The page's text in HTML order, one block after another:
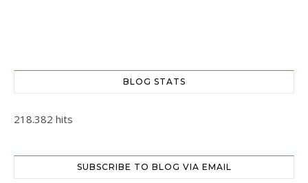
BLOG STATS
218.382 hits
SUBSCRIBE TO BLOG VIA EMAIL